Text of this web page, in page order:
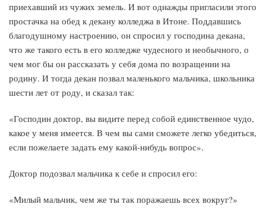
приехавший из чужих земель. И вот однажды пригласили этого
простачка на обед к декану колледжа в Итоне. Поддавшись
благодушному настроению, он спросил у господина декана,
что же такого есть в его колледже чудесного и необычного, о
чем мог бы он рассказать у себя дома по возращении на
родину. И тогда декан позвал маленького мальчика, школьника
шести лет от роду, и сказал так:
«Господин доктор, вы видите перед собой единственное чудо,
какое у меня имеется. В чем вы сами сможете легко убедиться,
если пожелаете задать ему какой-нибудь вопрос».
Доктор подозвал мальчика к себе и спросил его:
«Милый мальчик, чем же ты так поражаешь всех вокруг?»